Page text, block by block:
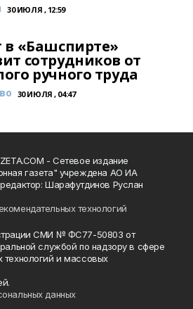
30 ИЮЛЯ , 12:59
в «Башспирте»
сотрудников от
ручного труда
30 ИЮЛЯ , 04:47
- Сетевое издание
газета" учреждена АО ИА
Шарафутдинов Руслан
технологий
СМИ № ФС77-50803 от
службой по надзору в сфере
технологий и массовых
данных